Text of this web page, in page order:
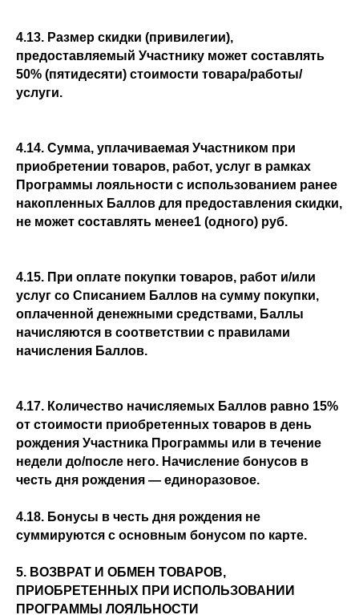
4.13. Размер скидки (привилегии),
предоставляемый Участнику может составлять
50% (пятидесяти) стоимости товара/работы/
услуги.
4.14. Сумма, уплачиваемая Участником при
приобретении товаров, работ, услуг в рамках
Программы лояльности с использованием ранее
накопленных Баллов для предоставления скидки,
не может составлять менее1 (одного) руб.
4.15. При оплате покупки товаров, работ и/или
услуг со Списанием Баллов на сумму покупки,
оплаченной денежными средствами, Баллы
начисляются в соответствии с правилами
начисления Баллов.
4.17. Количество начисляемых Баллов равно 15%
от стоимости приобретенных товаров в день
рождения Участника Программы или в течение
недели до/после него. Начисление бонусов в
честь дня рождения — единоразовое.
4.18. Бонусы в честь дня рождения не
суммируются с основным бонусом по карте.
5. ВОЗВРАТ И ОБМЕН ТОВАРОВ,
ПРИОБРЕТЕННЫХ ПРИ ИСПОЛЬЗОВАНИИ
ПРОГРАММЫ ЛОЯЛЬНОСТИ